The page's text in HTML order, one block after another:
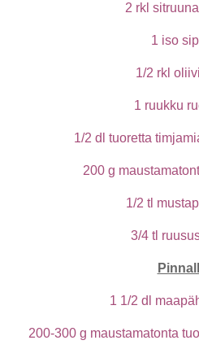
2 rkl
1 iso
1/2 rkl
1 ruukku
1/2 dl tuoretta
200 g
1/2 tl
3/4 tl
1 1/2 dl
200-300 g maustamatonta